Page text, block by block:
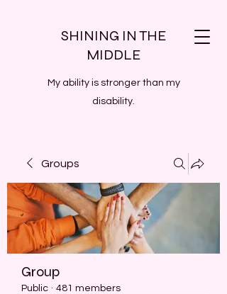
SHINING IN THE
MIDDLE
My ability is stronger than my
disability.
Groups
Group
Public · 481 members